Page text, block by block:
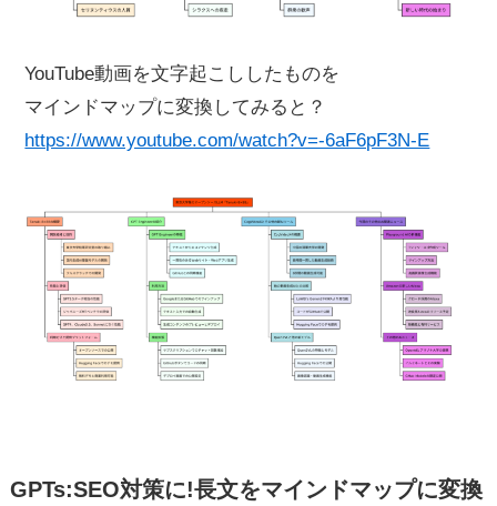
YouTube動画を文字起こししたものを
マインドマップに変換してみると？
https://www.youtube.com/watch?v=-6aF6pF3N-E
GPTs:SEO対策に!長文をマインドマップに変換